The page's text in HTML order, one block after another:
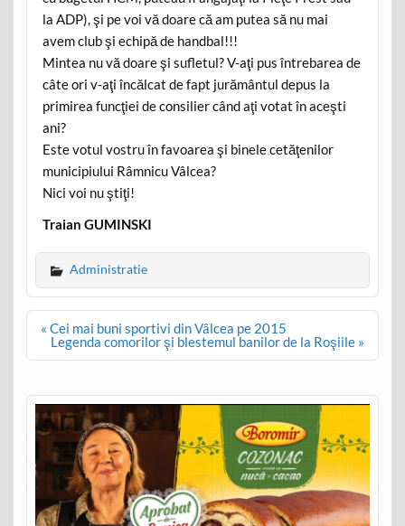
la ADP), şi pe voi vă doare că am putea să nu mai
avem club şi echipă de handbal!!!
Mintea nu vă doare şi sufletul? V-aţi pus întrebarea de
câte ori v-aţi încălcat de fapt jurământul depus la
primirea funcţiei de consilier când aţi votat în aceşti
ani?
Este votul vostru în favoarea şi binele cetăţenilor
municipiului Râmnicu Vâlcea?
Nici voi nu ştiţi!
Traian GUMINSKI
Administratie
Post
navigation
« Cei mai buni sportivi din Vâlcea pe 2015
Legenda comorilor şi blestemul banilor de la Roşiile »